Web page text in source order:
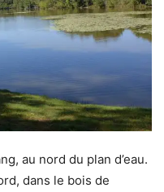
au nord du plan d’eau.
dans le bois de